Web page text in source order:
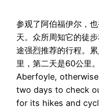
参观了阿伯福伊尔，
天。众所周知它的徒
途强烈推荐的行程。
里，第二天是60公里
Aberfoyle,
two days to check
for its hikes and